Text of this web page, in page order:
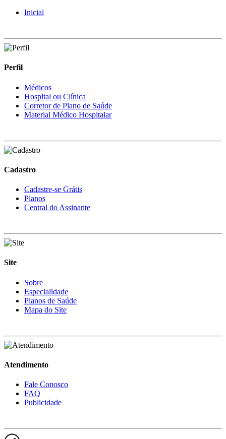
Inicial
Perfil
Médicos
Hospital ou Clínica
Corretor de Plano de Saúde
Material Médico Hospitalar
Cadastro
Cadastre-se Grátis
Planos
Central do Assinante
Site
Sobre
Especialidade
Planos de Saúde
Mapa do Site
Atendimento
Fale Conosco
FAQ
Publicidade